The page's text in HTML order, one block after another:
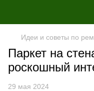
Идеи и советы по
Паркет на
роскошный
29 мая 2024